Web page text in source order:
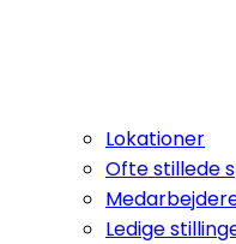
Lokationer
Ofte stillede
Ledige